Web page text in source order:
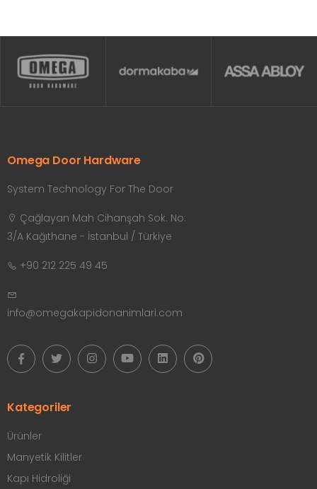
Omega Door Hardware
System Technology For The Door
Çağlayan Mah Cihanşah Sok. No:
3/A Kağıthane - İstanbul / Türkiye
+90 212 225 49 45
info@omegakapidonanimlari.com
Kategoriler
Ürünler
Manyetik Kilitler
Kapı Hidroliği